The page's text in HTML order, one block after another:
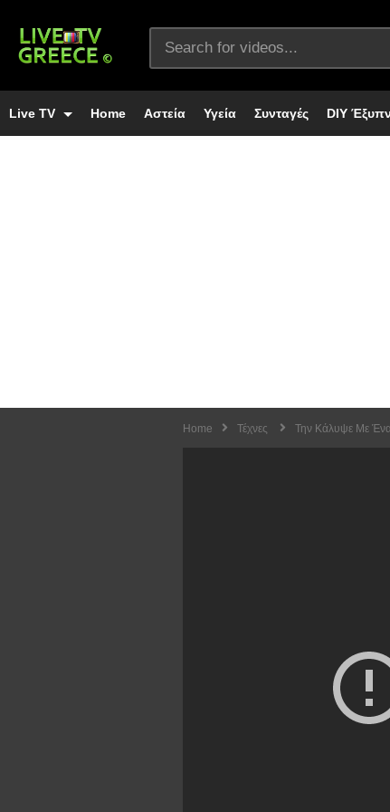
Live TV Home Αστεία Υγεία Συνταγές DIY
Home Τέχνες Την Κάλυψε Με Ένα